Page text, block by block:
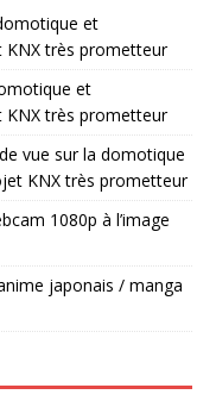
et
très prometteur
et
très prometteur
vue sur la domotique
KNX très prometteur
1080p à l’image
japonais / manga